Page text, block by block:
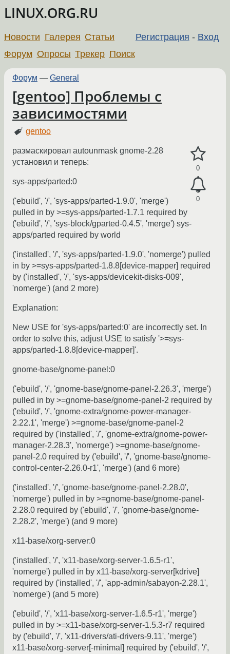
LINUX.ORG.RU
Регистрация - Вход
Новости Галерея Статьи
Форум Опросы Трекер Поиск
Форум — General
[gentoo] Проблемы с
зависимостями
gentoo
0
0
размаскировал autounmask gnome-2.28
установил и теперь:
sys-apps/parted:0
('ebuild', '/', 'sys-apps/parted-1.9.0', 'merge')
pulled in by >=sys-apps/parted-1.7.1 required by
('ebuild', '/', 'sys-block/gparted-0.4.5', 'merge') sys-
apps/parted required by world
('installed', '/', 'sys-apps/parted-1.9.0', 'nomerge') pulled
in by >=sys-apps/parted-1.8.8[device-mapper] required
by ('installed', '/', 'sys-apps/devicekit-disks-009',
'nomerge') (and 2 more)
Explanation:
New USE for 'sys-apps/parted:0' are incorrectly set. In
order to solve this, adjust USE to satisfy '>=sys-
apps/parted-1.8.8[device-mapper]'.
gnome-base/gnome-panel:0
('ebuild', '/', 'gnome-base/gnome-panel-2.26.3', 'merge')
pulled in by >=gnome-base/gnome-panel-2 required by
('ebuild', '/', 'gnome-extra/gnome-power-manager-
2.22.1', 'merge') >=gnome-base/gnome-panel-2
required by ('installed', '/', 'gnome-extra/gnome-power-
manager-2.28.3', 'nomerge') >=gnome-base/gnome-
panel-2.0 required by ('ebuild', '/', 'gnome-base/gnome-
control-center-2.26.0-r1', 'merge') (and 6 more)
('installed', '/', 'gnome-base/gnome-panel-2.28.0',
'nomerge') pulled in by >=gnome-base/gnome-panel-
2.28.0 required by ('ebuild', '/', 'gnome-base/gnome-
2.28.2', 'merge') (and 9 more)
x11-base/xorg-server:0
('installed', '/', 'x11-base/xorg-server-1.6.5-r1',
'nomerge') pulled in by x11-base/xorg-server[kdrive]
required by ('installed', '/', 'app-admin/sabayon-2.28.1',
'nomerge') (and 5 more)
('ebuild', '/', 'x11-base/xorg-server-1.6.5-r1', 'merge')
pulled in by >=x11-base/xorg-server-1.5.3-r7 required
by ('ebuild', '/', 'x11-drivers/ati-drivers-9.11', 'merge')
x11-base/xorg-server[-minimal] required by ('ebuild', '/',